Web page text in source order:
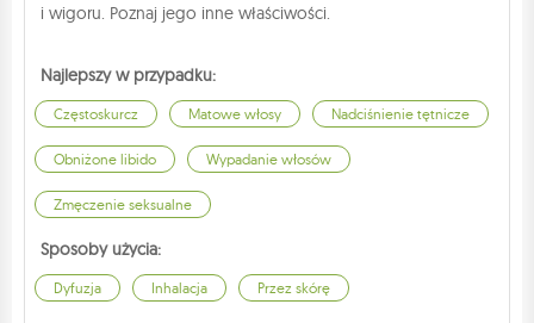
i wigoru. Poznaj jego inne właściwości.
Najlepszy w przypadku:
Częstoskurcz Matowe włosy Nadciśnienie tętnicze
Obniżone libido Wypadanie włosów
Zmęczenie seksualne
Sposoby użycia:
Dyfuzja Inhalacja Przez skórę